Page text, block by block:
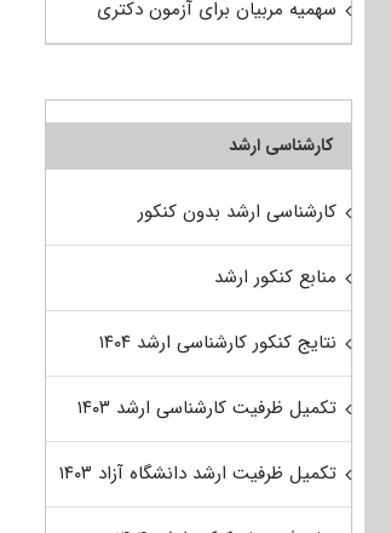
سهمیه مربیان برای آزمون دکتری
کارشناسی ارشد
کارشناسی ارشد بدون کنکور
منابع کنکور ارشد
نتایج کنکور کارشناسی ارشد ۱۴۰۴
تکمیل ظرفیت کارشناسی ارشد ۱۴۰۳
تکمیل ظرفیت ارشد دانشگاه آزاد ۱۴۰۳